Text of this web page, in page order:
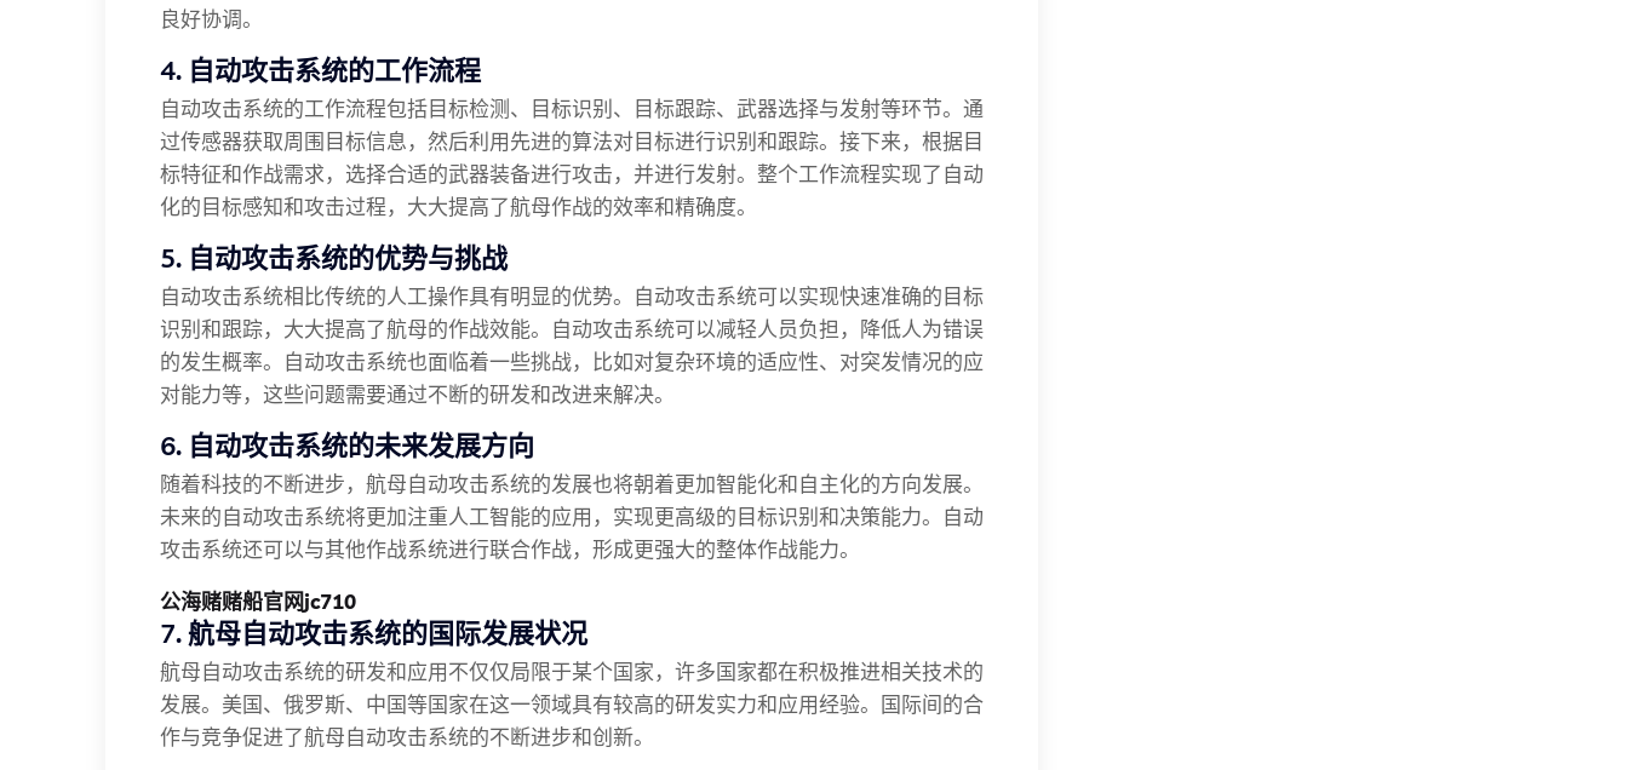
良好协调。
4. 自动攻击系统的工作流程
自动攻击系统的工作流程包括目标检测、目标识别、目标跟踪、武器选择与发射等环节。通
过传感器获取周围目标信息，然后利用先进的算法对目标进行识别和跟踪。接下来，根据目
标特征和作战需求，选择合适的武器装备进行攻击，并进行发射。整个工作流程实现了自动
化的目标感知和攻击过程，大大提高了航母作战的效率和精确度。
5. 自动攻击系统的优势与挑战
自动攻击系统相比传统的人工操作具有明显的优势。自动攻击系统可以实现快速准确的目标
识别和跟踪，大大提高了航母的作战效能。自动攻击系统可以减轻人员负担，降低人为错误
的发生概率。自动攻击系统也面临着一些挑战，比如对复杂环境的适应性、对突发情况的应
对能力等，这些问题需要通过不断的研发和改进来解决。
6. 自动攻击系统的未来发展方向
随着科技的不断进步，航母自动攻击系统的发展也将朝着更加智能化和自主化的方向发展。
未来的自动攻击系统将更加注重人工智能的应用，实现更高级的目标识别和决策能力。自动
攻击系统还可以与其他作战系统进行联合作战，形成更强大的整体作战能力。
公海赌赌船官网jc710
7. 航母自动攻击系统的国际发展状况
航母自动攻击系统的研发和应用不仅仅局限于某个国家，许多国家都在积极推进相关技术的
发展。美国、俄罗斯、中国等国家在这一领域具有较高的研发实力和应用经验。国际间的合
作与竞争促进了航母自动攻击系统的不断进步和创新。